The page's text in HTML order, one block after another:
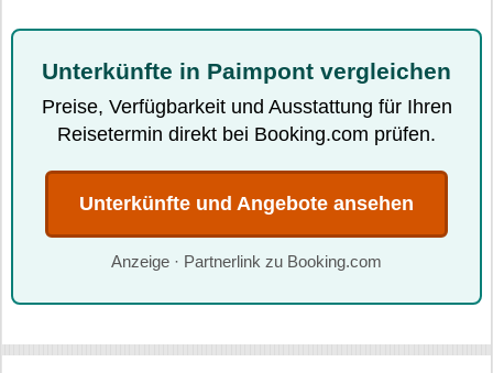
Unterkünfte in Paimpont vergleichen
Preise, Verfügbarkeit und Ausstattung für Ihren
Reisetermin direkt bei Booking.com prüfen.
Unterkünfte und Angebote ansehen
Anzeige · Partnerlink zu Booking.com